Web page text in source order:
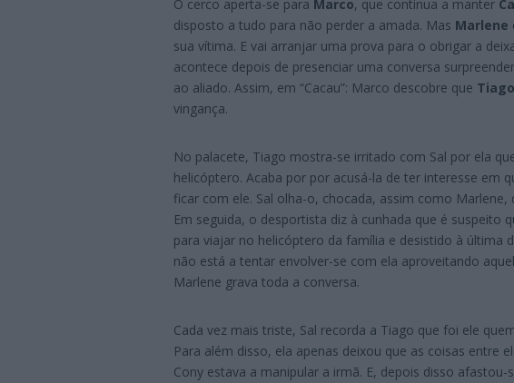
O cerco aperta-se para Marco, que continua a manter
disposto a tudo para não perder a amada. Mas Marlene
sua vítima. E vai arranjar uma prova para o obrigar a
acontece depois de presenciar uma conversa
ao aliado. Assim, em “Cacau”: Marco descobre que Tiago
vingança.
No palacete, Tiago mostra-se irritado com Sal por ela
helicóptero. Acaba por por acusá-la de ter interesse em
ficar com ele. Sal olha-o, chocada, assim como
Em seguida, o desportista diz à cunhada que é suspeito
para viajar no helicóptero da família e desistido à última
não está a tentar envolver-se com ela aproveitando
Marlene grava toda a conversa.
Cada vez mais triste, Sal recorda a Tiago que foi ele
Para além disso, ela apenas deixou que as coisas entre
Cony estava a manipular a irmã. E, depois disso